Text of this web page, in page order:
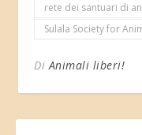
rete dei santuari di
Sulala Society for
DiAnimali liberi!